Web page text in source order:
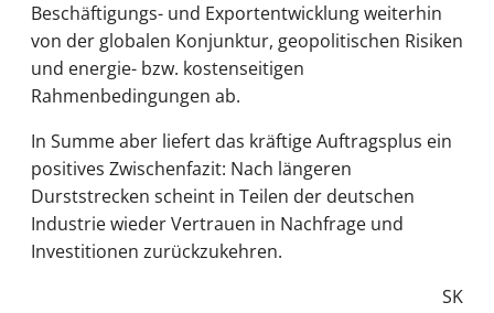
Beschäftigungs- und Exportentwicklung weiterhin
von der globalen Konjunktur, geopolitischen Risiken
und energie- bzw. kostenseitigen
Rahmenbedingungen ab.
In Summe aber liefert das kräftige Auftragsplus ein
positives Zwischenfazit: Nach längeren
Durststrecken scheint in Teilen der deutschen
Industrie wieder Vertrauen in Nachfrage und
Investitionen zurückzukehren.
SK